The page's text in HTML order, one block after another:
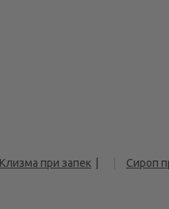
Клизма при запек
Сироп